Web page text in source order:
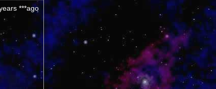
***ago